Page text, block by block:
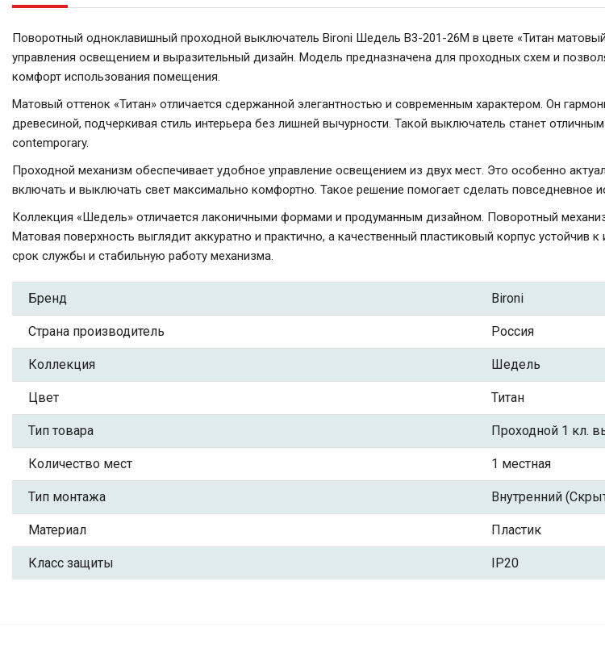
Поворотный одноклавишный проходной выключатель Bironi Шедель B3-201-26M в цвете «Титан
управления освещением и выразительный дизайн. Модель предназначена для проходных схем и
комфорт использования помещения.
Матовый оттенок «Титан» отличается сдержанной элегантностью и современным характером. Он
древесиной, подчеркивая стиль интерьера без лишней вычурности. Такой выключатель станет
contemporary.
Проходной механизм обеспечивает удобное управление освещением из двух мест. Это особенно
включать и выключать свет максимально комфортно. Такое решение помогает сделать
Коллекция «Шедель» отличается лаконичными формами и продуманным дизайном. Поворотный
Матовая поверхность выглядит аккуратно и практично, а качественный пластиковый корпус
срок службы и стабильную работу механизма.
Бренд Bironi
Страна производитель Россия
Коллекция Шедель
Цвет Титан
Тип товара Проходной 1 кл.
Количество мест 1 местная
Тип монтажа Внутренний
Материал Пластик
Класс защиты IP20